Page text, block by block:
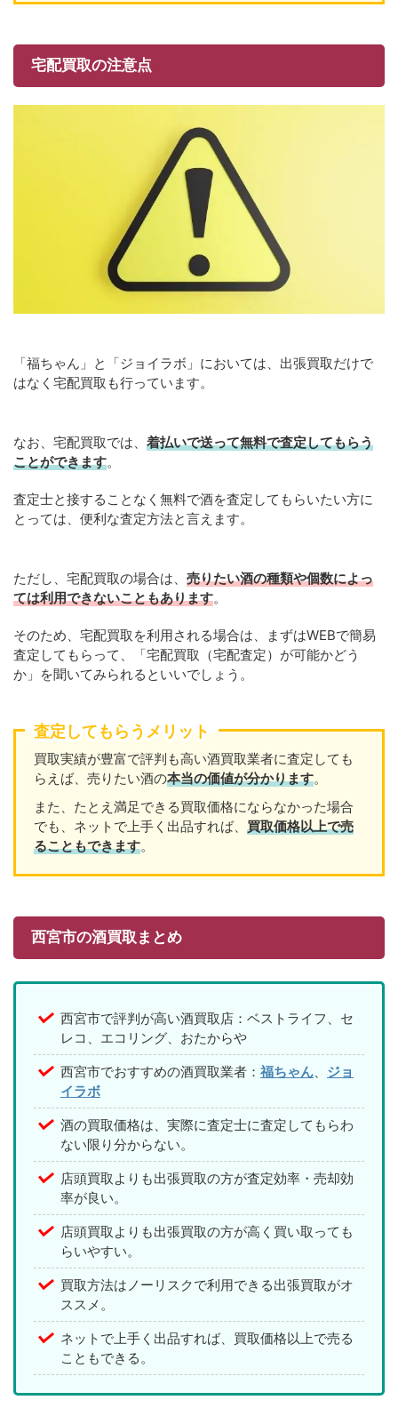
宅配買取の注意点
「福ちゃん」と「ジョイラボ」においては、出張買取だけで
はなく宅配買取も行っています。
なお、宅配買取では、 着払いで送って無料で査定してもらう
ことができます。
査定士と接することなく無料で酒を査定してもらいたい方に
とっては、便利な査定方法と言えます。
ただし、宅配買取の場合は、 売りたい酒の種類や個数によっ
ては利用できないこともあります。
そのため、宅配買取を利用される場合は、まずはWEBで簡易
査定してもらって、「宅配買取（宅配査定）が可能かどう
か」を聞いてみられるといいでしょう。
査定してもらうメリット
買取実績が豊富で評判も高い酒買取業者に査定しても
らえば、売りたい酒の本当の価値が分かります。
また、たとえ満足できる買取価格にならなかった場合
でも、ネットで上手く出品すれば、 買取価格以上で売
ることもできます。
西宮市の酒買取まとめ
西宮市で評判が高い酒買取店：ベストライフ、セ
レコ、エコリング、おたからや
西宮市でおすすめの酒買取業者： 福ちゃん
ジョ
イラボ
酒の買取価格は、実際に査定士に査定してもらわ
ない限り分からない。
店頭買取よりも出張買取の方が査定効率・売却効
率が良い。
店頭買取よりも出張買取の方が高く買い取っても
らいやすい。
買取方法はノーリスクで利用できる出張買取がオ
ススメ。
ネットで上手く出品すれば、買取価格以上で売る
こともできる。